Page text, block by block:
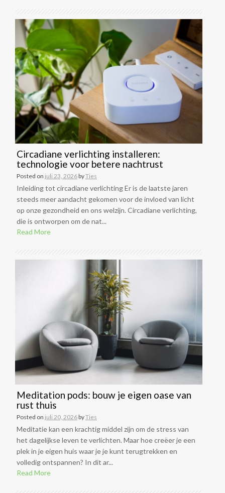
Circadiane verlichting installeren:
technologie voor betere nachtrust
Posted on juli 23, 2026byTies
Inleiding tot circadiane verlichting Er is de laatste jaren
steeds meer aandacht gekomen voor de invloed van licht
op onze gezondheid en ons welzijn. Circadiane verlichting,
die is ontworpen om de nat...
Read More
Meditation pods: bouw je eigen oase van
rust thuis
Posted on juli 20, 2026byTies
Meditatie kan een krachtig middel zijn om de stress van
het dagelijkse leven te verlichten. Maar hoe creëer je een
plek in je eigen huis waar je je kunt terugtrekken en
volledig ontspannen? In dit ar...
Read More